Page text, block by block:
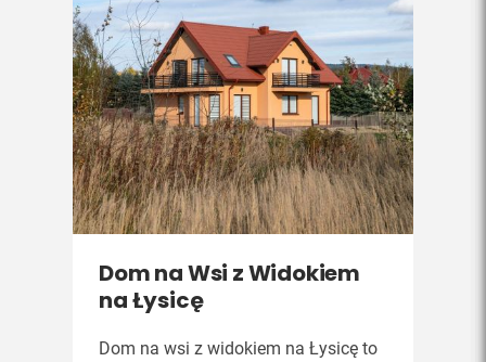
Dom na Wsi z Widokiem
na Łysicę
Dom na wsi z widokiem na Łysicę to